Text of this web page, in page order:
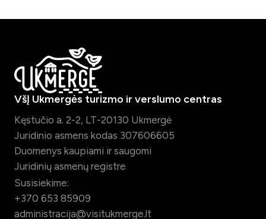
VšĮ Ukmergės turizmo ir verslumo centras
Kęstučio a. 2-2, LT-20130 Ukmergė
Juridinio asmens kodas 307606605
Duomenys kaupiami ir saugomi
Juridinių asmenų registre
Susisiekime:
+370 653 85909
administracija@visitukmerge.lt